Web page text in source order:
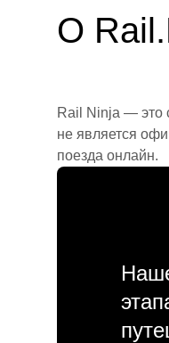
О
Rail Ninja — это
не является
поезда онлайн.